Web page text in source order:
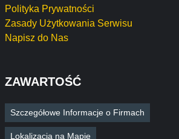
Polityka Prywatności
Zasady Użytkowania Serwisu
Napisz do Nas
ZAWARTOŚĆ
Szczegółowe Informacje o Firmach
Lokalizacja na Mapie